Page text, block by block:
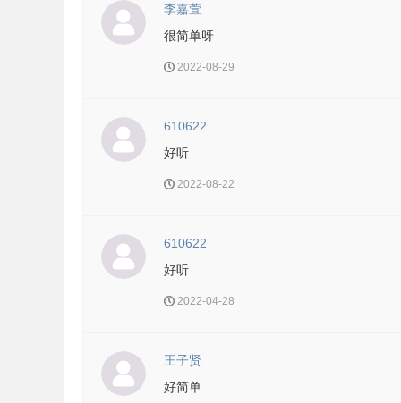
李嘉萱
很简单呀
2022-08-29
610622
好听
2022-08-22
610622
好听
2022-04-28
王子贤
好简单